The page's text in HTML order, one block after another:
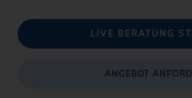
LIVE BERATUNG
ANGEBOT